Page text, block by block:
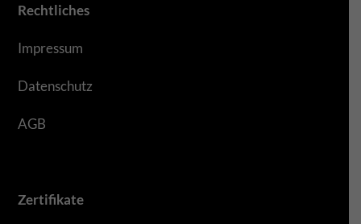
Rechtliches
Impressum
Datenschutz
AGB
Zertifikate